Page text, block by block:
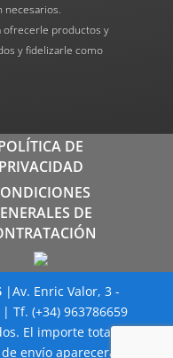
necesarios.
ofrecerle productos y
y fidelizarle como
DE
PRIVACIDAD
DE
|Av. Enric Valor, 3 -
Tf. (+34) 963786659
El importe total
envío aparecerá